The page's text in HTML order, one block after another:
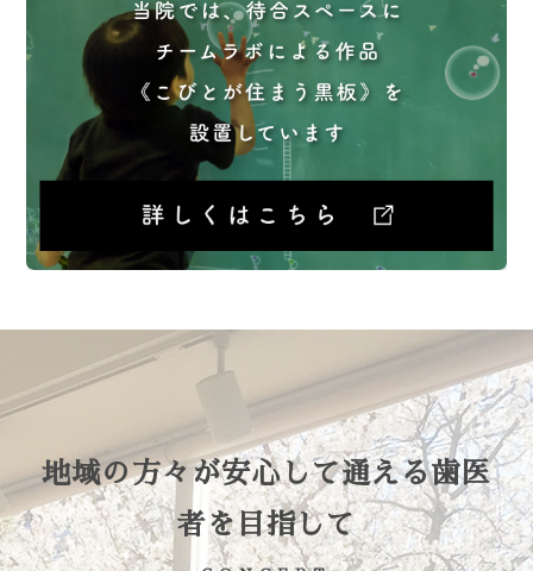
地域の方々が安心して通える歯医
者を目指して